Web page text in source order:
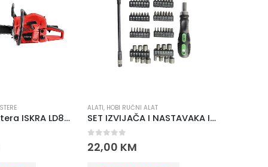
Motorna testera ISKRA LD845A
ALATI, HOBI RUČNI ALAT
SET IZVIJAČA I NASTAVAKA ISKRA ERO HTS 58
0 out of 5
22,00 KM